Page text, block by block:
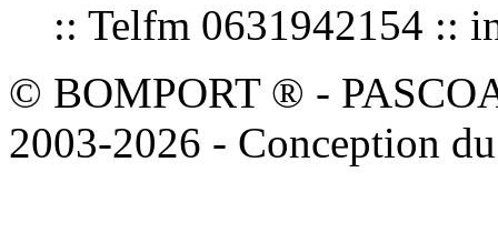
:: Telfm 0631942154 ::
© BOMPORT ® -
2003-2026 - Conception